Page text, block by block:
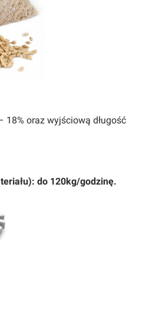
18% oraz wyjściową długość
do 120kg/godzinę.